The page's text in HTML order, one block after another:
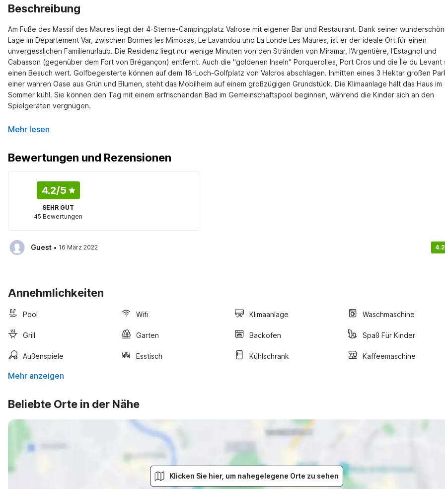
Beschreibung
Am Fuße des Massif des Maures liegt der 4-Sterne-Campingplatz Valrose mit eigener Bar und Restaurant. Dank seiner
Lage im Département Var, zwischen Bormes les Mimosas, Le Lavandou und La Londe Les Maures, ist er der ideale Ort für einen
unvergesslichen Familienurlaub. Die Residenz liegt nur wenige Minuten von den Stränden von Miramar, l'Argentière, l'Estagnol und
Cabasson (gegenüber dem Fort von Brégançon) entfernt. Auch die "goldenen Inseln" Porquerolles, Port Cros und die Île du Levant
einen Besuch wert. Golfbegeisterte können auf dem 18-Loch-Golfplatz von Valcros abschlagen. Inmitten eines 3 Hektar großen
einer wahren Oase aus Grün und Blumen, steht das Mobilheim auf einem großzügigen Grundstück. Die Klimaanlage hält das Haus im
Sommer kühl. Sie können den Tag mit einem erfrischenden Bad im Gemeinschaftspool beginnen, während die Kinder sich an den
Spielgeräten vergnügen.
Mehr lesen
Bewertungen und Rezensionen
4.2/5
SEHR GUT
45 Bewertungen
Guest · 16 März 2022 4.2
Annehmlichkeiten
Pool Wifi Klimaanlage Waschmaschine
Grill Garten Backofen Spaß Für Kinder
Außenspiele Esstisch Kühlschrank Kaffeemaschine
Mehr anzeigen
Beliebte Orte in der Nähe
Klicken Sie hier, um nahegelegene Orte zu sehen